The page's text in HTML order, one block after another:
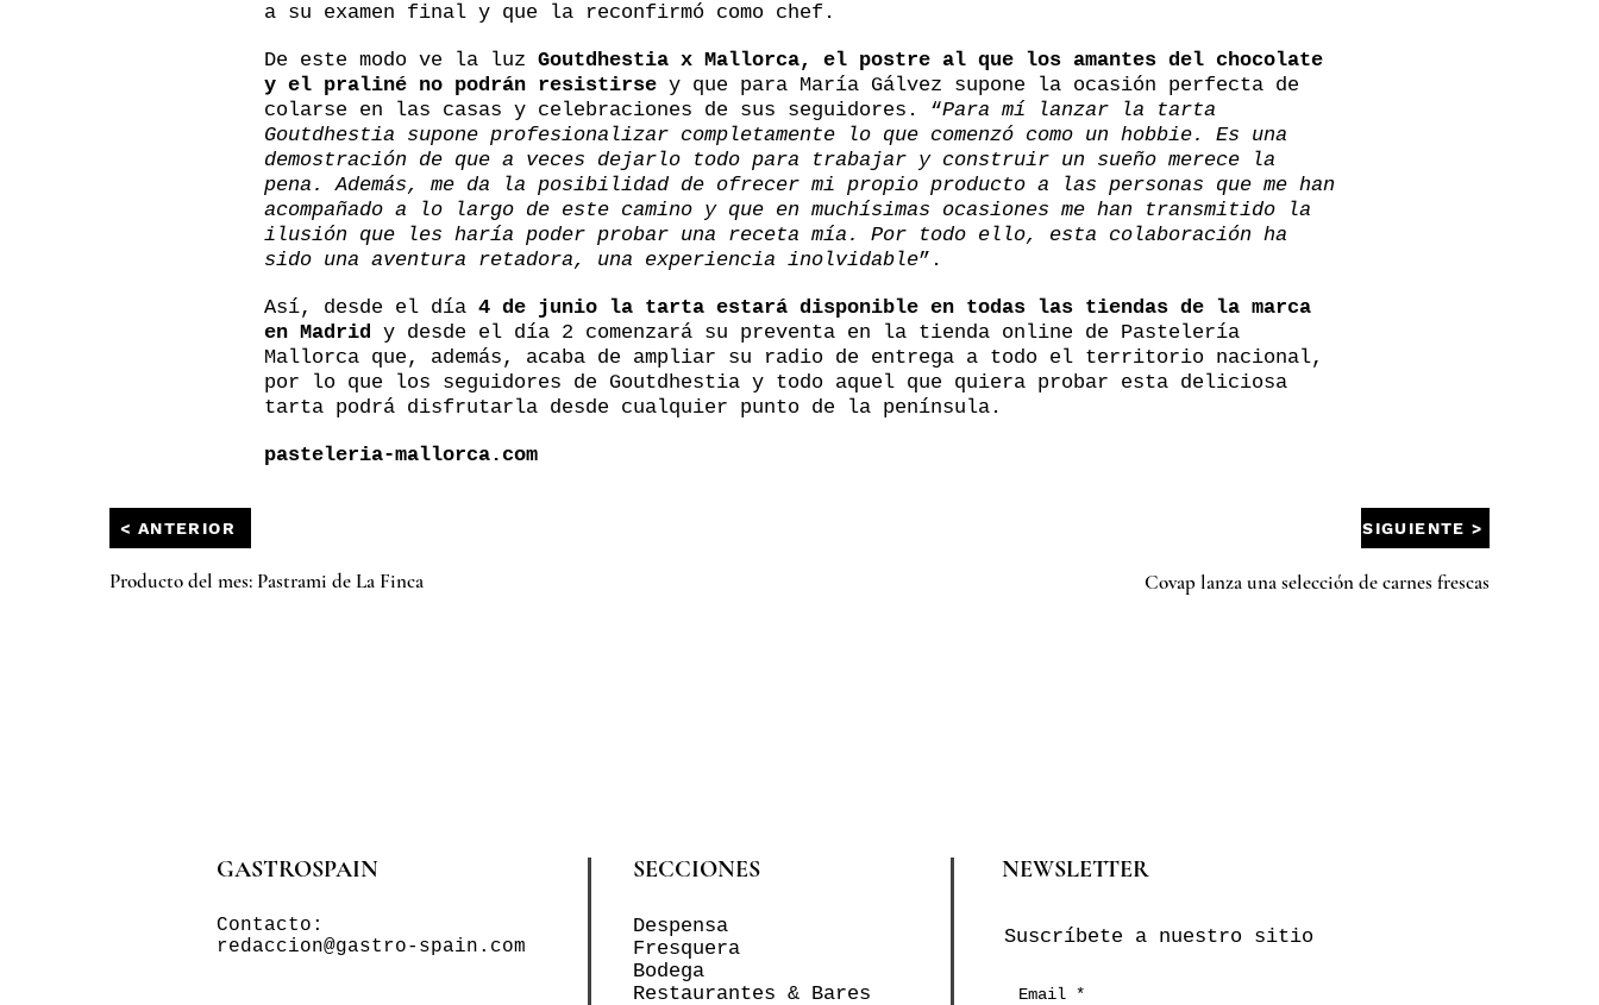
a su examen final y que la reconfirmó como chef.
De este modo ve la luz Goutdhestia x Mallorca, el postre al que los amantes del chocolate
y el praliné no podrán resistirse y que para María Gálvez supone la ocasión perfecta de
colarse en las casas y celebraciones de sus seguidores. “Para mí lanzar la tarta
Goutdhestia supone profesionalizar completamente lo que comenzó como un hobbie. Es una
demostración de que a veces dejarlo todo para trabajar y construir un sueño merece la
pena. Además, me da la posibilidad de ofrecer mi propio producto a las personas que me han
acompañado a lo largo de este camino y que en muchísimas ocasiones me han transmitido la
ilusión que les haría poder probar una receta mía. Por todo ello, esta colaboración ha
sido una aventura retadora, una experiencia inolvidable”.
Así, desde el día 4 de junio la tarta estará disponible en todas las tiendas de la marca
en Madrid y desde el día 2 comenzará su preventa en la tienda online de Pastelería
Mallorca que, además, acaba de ampliar su radio de entrega a todo el territorio nacional,
por lo que los seguidores de Goutdhestia y todo aquel que quiera probar esta deliciosa
tarta podrá disfrutarla desde cualquier punto de la península.
pasteleria-mallorca.com
< ANTERIOR
Producto del mes: Pastrami de La Finca
SIGUIENTE >
Covap lanza una selección de carnes frescas
GASTROSPAIN
Contacto:
redaccion@gastro-spain.com
SECCIONES
Despensa
Fresquera
Bodega
Restaurantes & Bares
NEWSLETTER
Suscríbete a nuestro sitio